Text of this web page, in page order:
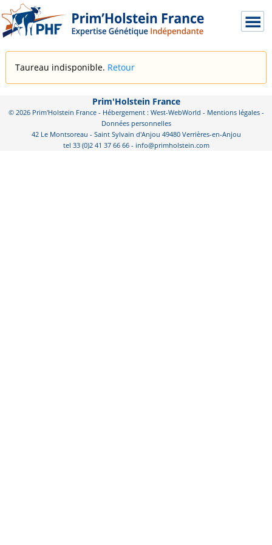
Taureau indisponible. Retour
Prim'Holstein France
© 2026 Prim'Holstein France - Hébergement : West-WebWorld - Mentions légales-
Données personnelles
42 Le Montsoreau - Saint Sylvain d'Anjou 49480 Verrières-en-Anjou
tel 33 (0)2 41 37 66 66 - info@primholstein.com